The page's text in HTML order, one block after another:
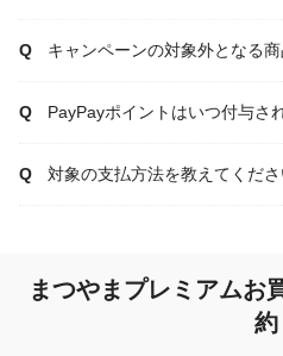
キャンペーンの対象外となる
PayPayポイントはいつ付与さ
対象の支払方法を教えてくださ
まつやまプレミアムお
約